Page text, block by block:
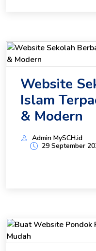
Website
Islam
& Modern
Admin MySCH.id
29 September